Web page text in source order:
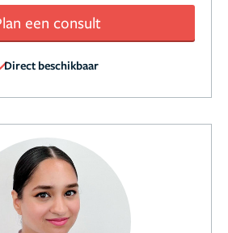
een consult
Direct beschikbaar